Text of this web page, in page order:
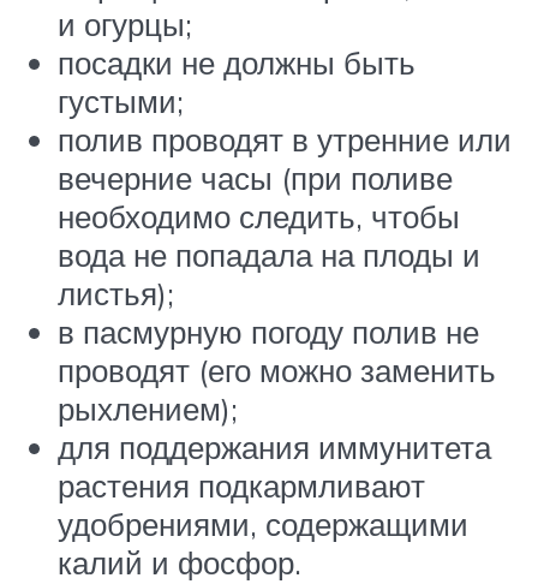
и огурцы;
посадки не должны быть
густыми;
полив проводят в утренние или
вечерние часы (при поливе
необходимо следить, чтобы
вода не попадала на плоды и
листья);
в пасмурную погоду полив не
проводят (его можно заменить
рыхлением);
для поддержания иммунитета
растения подкармливают
удобрениями, содержащими
калий и фосфор.